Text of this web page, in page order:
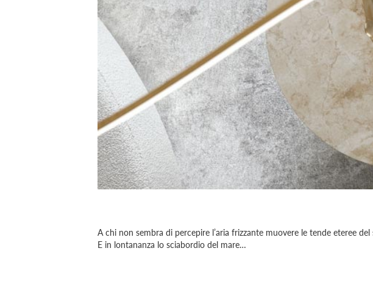
A chi non sembra di percepire l’aria frizzante muovere le tende eteree del
E in lontananza lo sciabordio del mare…